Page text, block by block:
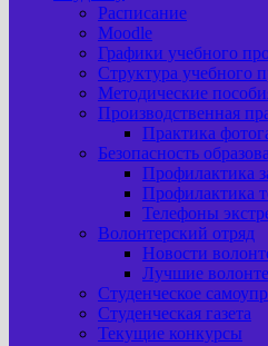
Расписание
Moodle
Графики учебного
Структура учебного
Методические
Производственная
Практика
Безопасность
Профилактика
Профилактика
Телефоны
Волонтерский отряд
Новости
Лучшие
Студенческое
Студенческая газета
Текущие конкурсы